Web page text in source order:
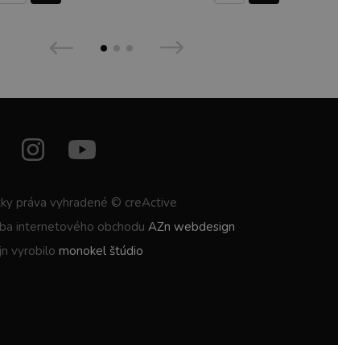
práva vyhradené © creActive
internetového obchodu AZn webdesign
vyrobilo monokel štúdio